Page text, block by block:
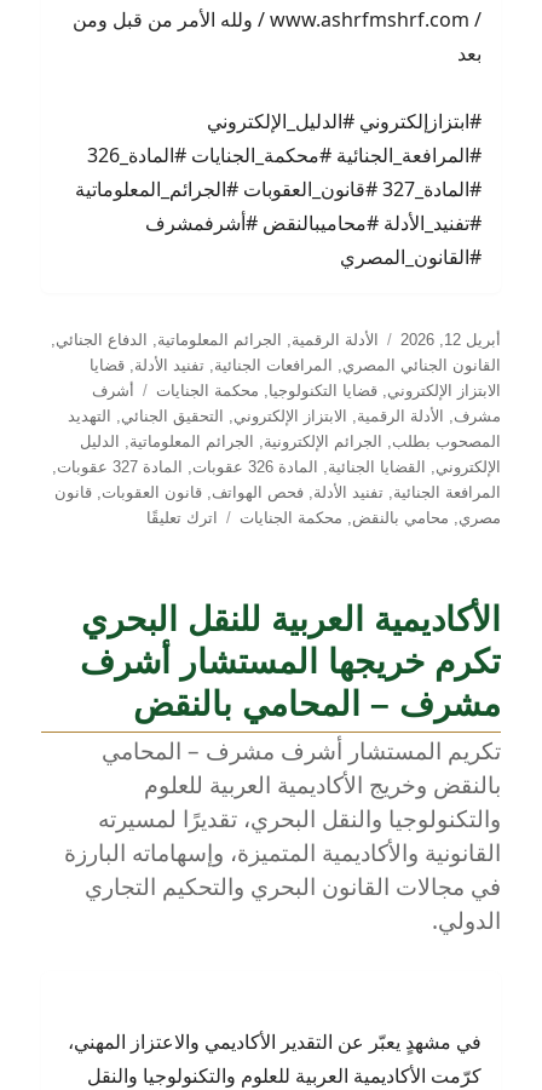
/ www.ashrfmshrf.com / ولله الأمر من قبل ومن
بعد
#ابتزازإلكتروني #الدليل_الإلكتروني
#المرافعة_الجنائية #محكمة_الجنايات #المادة_326
#المادة_327 #قانون_العقوبات #الجرائم_المعلوماتية
#تفنيد_الأدلة #محاميبالنقض #أشرفمشرف
#القانون_المصري
نُشرت
في
أبريل 12, 2026 التصنيفات
الأدلة الرقمية الجرائم المعلوماتية الدفاع الجنائي
القانون الجنائي المصري
المرافعات الجنائية ,تفنيد الأدلة ,قضايا
الابتزاز الإلكتروني ,قضايا التكنولوجيا محكمة الجنايات الوسوم
أشرف
مشرف
الأدلة الرقمية الابتزاز الإلكتروني التحقيق الجنائي
التهديد
المصحوب بطلب
الجرائم الإلكترونية الجرائم المعلوماتية
الدليل
الإلكتروني
القضايا الجنائية المادة 326 عقوبات المادة 327 عقوبات
المرافعة الجنائية ,تفنيد الأدلة ,فحص الهواتف ,قانون العقوبات ,قانون
مصري
محامي بالنقض محكمة الجنايات اترك تعليقًا
في
قضية
ابتزاز
تفنيد
الأدلة
الرقمية
وكشف
قصور
التحقيق
الأكاديمية العربية للنقل البحري
تكرم خريجها المستشار أشرف
مشرف – المحامي بالنقض
تكريم المستشار أشرف مشرف – المحامي
بالنقض وخريج الأكاديمية العربية للعلوم
والتكنولوجيا والنقل البحري، تقديرًا لمسيرته
القانونية والأكاديمية المتميزة، وإسهاماته البارزة
في مجالات القانون البحري والتحكيم التجاري
الدولي.
في مشهدٍ يعبّر عن التقدير الأكاديمي والاعتزاز المهني،
كرّمت الأكاديمية العربية للعلوم والتكنولوجيا والنقل